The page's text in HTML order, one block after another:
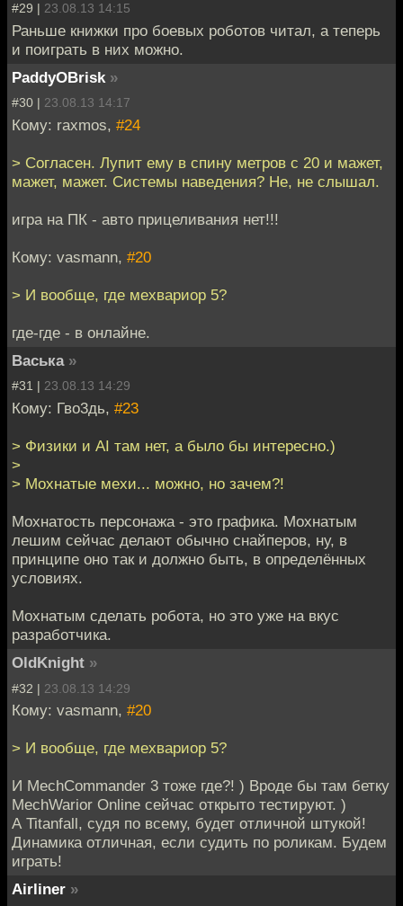
#29 | 23.08.13 14:15
Раньше книжки про боевых роботов читал, а теперь
и поиграть в них можно.
PaddyOBrisk »
#30 | 23.08.13 14:17
Кому: raxmos, #24
> Согласен. Лупит ему в спину метров с 20 и мажет,
мажет, мажет. Системы наведения? Не, не слышал.
игра на ПК - авто прицеливания нет!!!
Кому: vasmann, #20
> И вообще, где мехвариор 5?
где-где - в онлайне.
Васька »
#31 | 23.08.13 14:29
Кому: Гво3дь, #23
> Физики и AI там нет, а было бы интересно.)
>
> Мохнатые мехи... можно, но зачем?!
Мохнатость персонажа - это графика. Мохнатым
лешим сейчас делают обычно снайперов, ну, в
принципе оно так и должно быть, в определённых
условиях.
Мохнатым сделать робота, но это уже на вкус
разработчика.
OldKnight »
#32 | 23.08.13 14:29
Кому: vasmann, #20
> И вообще, где мехвариор 5?
И MechCommander 3 тоже где?! ) Вроде бы там бетку
MechWarior Online сейчас открыто тестируют. )
А Titanfall, судя по всему, будет отличной штукой!
Динамика отличная, если судить по роликам. Будем
играть!
Airliner »